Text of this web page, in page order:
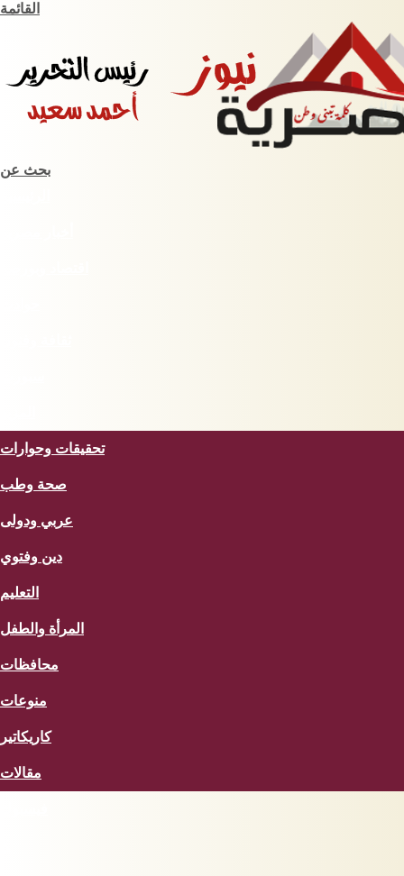
القائمة
بحث عن
تحقيقات وحوارات
صحة وطب
عربي ودولى
دين وفتوي
التعليم
المرأة والطفل
محافظات
منوعات
كاريكاتير
مقالات